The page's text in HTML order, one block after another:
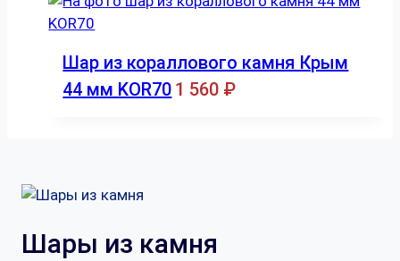
Шар из кораллового камня Крым
44 мм KOR70 1 560 ₽
Шары из камня